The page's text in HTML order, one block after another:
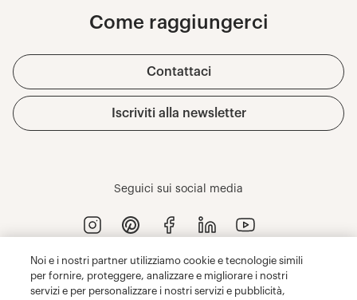
Noi e i nostri partner utilizziamo cookie e tecnologie simili
per fornire, proteggere, analizzare e migliorare i nostri
servizi e per personalizzare i nostri servizi e pubblicità,